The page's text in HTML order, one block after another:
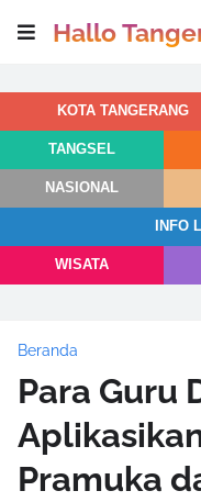
Hallo
KOTA TANGERANG
TANGSEL
NASIONAL
INFO
WISATA
Beranda
Para Guru
Pramuka